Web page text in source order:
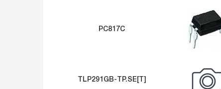
PC817C
TLP291GB-TP.SE[T]